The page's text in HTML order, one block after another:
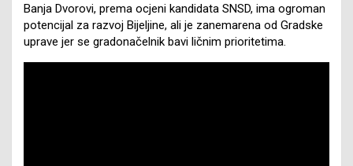
Banja Dvorovi, prema ocjeni kandidata SNSD, ima ogroman
potencijal za razvoj Bijeljine, ali je zanemarena od Gradske
uprave jer se gradonačelnik bavi ličnim prioritetima.